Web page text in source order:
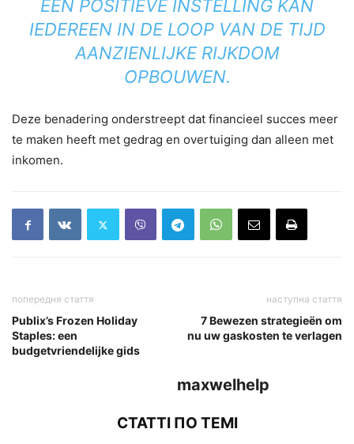
EEN POSITIEVE INSTELLING KAN
IEDEREEN IN DE LOOP VAN DE TIJD
AANZIENLIJKE RIJKDOM
OPBOUWEN.
Deze benadering onderstreept dat financieel succes meer
te maken heeft met gedrag en overtuiging dan alleen met
inkomen.
попередня стаття
Publix’s Frozen Holiday
Staples: een
budgetvriendelijke gids
наступна стаття
7 Bewezen strategieën om
nu uw gaskosten te verlagen
maxwelhelp
СТАТТІ ПО ТЕМІ